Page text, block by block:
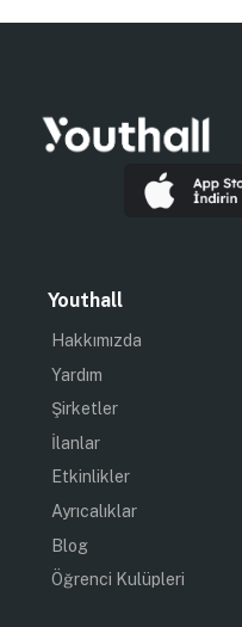
Youthall
Hakkımızda
Yardım
Şirketler
İlanlar
Etkinlikler
Ayrıcalıklar
Blog
Öğrenci Kulüpleri